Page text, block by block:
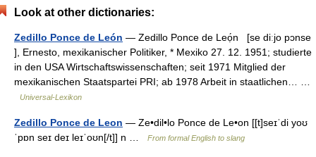
Look at other dictionaries:
Zedillo Ponce de León — Zedillo Ponce de Leọ́n [se diːjo pɔnse
], Ernesto, mexikanischer Politiker, * Mexiko 27. 12. 1951; studierte
in den USA Wirtschaftswissenschaften; seit 1971 Mitglied der
mexikanischen Staatspartei PRI; ab 1978 Arbeit in staatlichen… …
Universal-Lexikon
Zedillo Ponce de Leon — Ze•dil•lo Ponce de Le•on [[t]seɪˈdi yoʊ
ˈpɒn seɪ deɪ leɪˈoʊn[/t]] n …
From formal English to slang